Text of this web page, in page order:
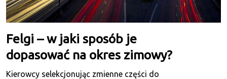
Felgi – w jaki sposób je
dopasować na okres zimowy?
Kierowcy selekcjonując zmienne części do